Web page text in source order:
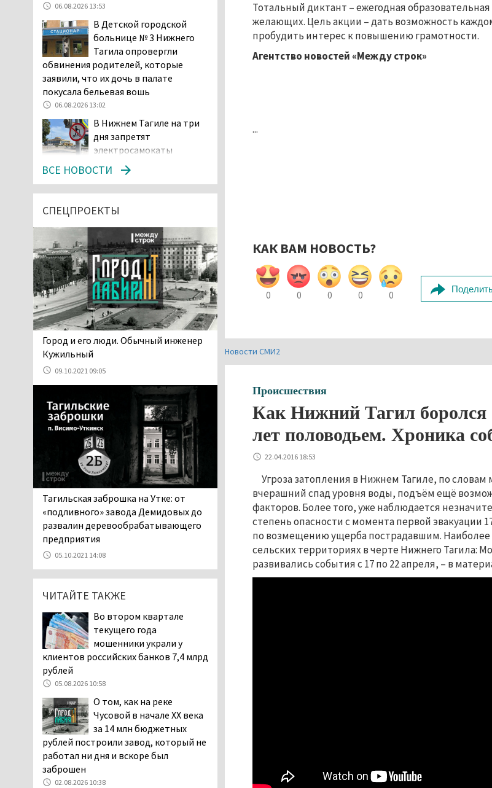
Тотальный диктант – ежегодная
желающих. Цель акции – дать возможность
пробудить интерес к повышению грамотности.
Агентство новостей «Между строк»
...
КАК ВАМ НОВОСТЬ?
0 0 0 0 0
Новости СМИ2
Происшествия
Как Нижний Тагил боролся
лет половодьем. Хроника
22.04.2016 18:53
Угроза затопления в Нижнем Тагиле, по
вчерашний спад уровня воды, подъём ещё
факторов. Более того, уже наблюдается
степень опасности с момента первой эвакуации
по возмещению ущерба пострадавшим. Наиболее
сельских территориях в черте Нижнего Тагила:
развивались события с 17 по 22 апреля, – в
06.08.2026 13:53
В Детской городской
больнице № 3 Нижнего
Тагила опровергли
обвинения родителей, которые
заявили, что их дочь в палате
покусала бельевая вошь
06.08.2026 13:02
В Нижнем Тагиле на три
дня запретят
электросамокаты
«Я уверен, это бельевая
вошь». Родители 10-
летней девочки
паразитов, которые искусали их
ребёнка в детской больнице
Нижнего Тагила
05.08.2026 17:59
Директора уральского
предприятия по
производству дронов
«Упырь» подорвали в автомобиле
под Екатеринбургом
причины массового мора
рыбы в Свердловской
области
05.08.2026 16:31
Осуждённый за убийство
тагильского хоккеиста
Александра Чумарина
Самат Хазипов в очередной раз
попал на скамью подсудимых
05.08.2026 15:28
Уральского депутата
Госдумы Ильтякова,
женщин неполноценными людьми, а
неженатых мужчин — инвалидами,
05.08.2026 14:40
На водоёмах
Свердловской области с
начала купального сезона
погиб 21 человек
Нижний Тагил на три дня
станет мировой
столицей
короткометражного кино
05.08.2026 13:20
Мэрия раскрыла имя
ВСЕ НОВОСТИ
СПЕЦПРОЕКТЫ
​​​​​​​Город и его люди. Обычный инженер
Кужильный
09.10.2021 09:05
Тагильская заброшка на Утке: от
«подливного» завода Демидовых до
развалин деревообрабатывающего
предприятия
05.10.2021 14:08
ЧИТАЙТЕ ТАКЖЕ
Во втором квартале
текущего года
мошенники украли у
клиентов российских банков 7,4 млрд
рублей
05.08.2026 10:58
О том, как на реке
Чусовой в начале XX века
за 14 млн бюджетных
рублей построили завод, который не
работал ни дня и вскоре был
заброшен
02.08.2026 10:38